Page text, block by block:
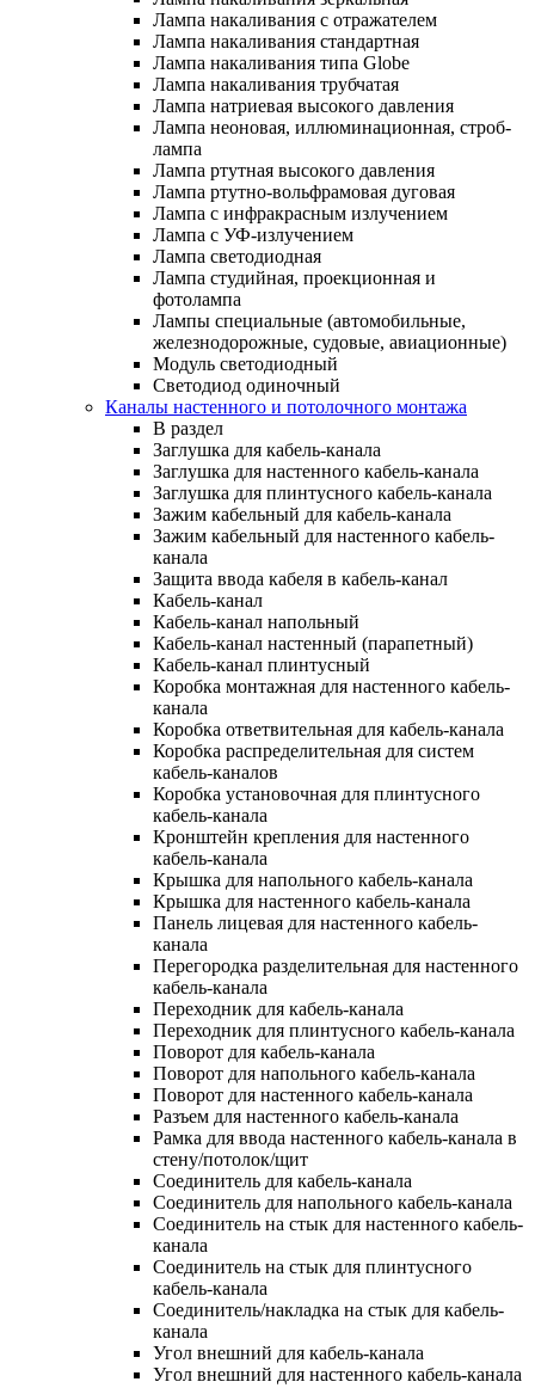
Лампа накаливания с отражателем
Лампа накаливания стандартная
Лампа накаливания типа Globe
Лампа накаливания трубчатая
Лампа натриевая высокого давления
Лампа неоновая, иллюминационная, строб-
лампа
Лампа ртутная высокого давления
Лампа ртутно-вольфрамовая дуговая
Лампа с инфракрасным излучением
Лампа с УФ-излучением
Лампа светодиодная
Лампа студийная, проекционная и
фотолампа
Лампы специальные (автомобильные,
железнодорожные, судовые, авиационные)
Модуль светодиодный
Светодиод одиночный
Каналы настенного и потолочного монтажа
В раздел
Заглушка для кабель-канала
Заглушка для настенного кабель-канала
Заглушка для плинтусного кабель-канала
Зажим кабельный для кабель-канала
Зажим кабельный для настенного кабель-
канала
Защита ввода кабеля в кабель-канал
Кабель-канал
Кабель-канал напольный
Кабель-канал настенный (парапетный)
Кабель-канал плинтусный
Коробка монтажная для настенного кабель-
канала
Коробка ответвительная для кабель-канала
Коробка распределительная для систем
кабель-каналов
Коробка установочная для плинтусного
кабель-канала
Кронштейн крепления для настенного
кабель-канала
Крышка для напольного кабель-канала
Крышка для настенного кабель-канала
Панель лицевая для настенного кабель-
канала
Перегородка разделительная для настенного
кабель-канала
Переходник для кабель-канала
Переходник для плинтусного кабель-канала
Поворот для кабель-канала
Поворот для напольного кабель-канала
Поворот для настенного кабель-канала
Разъем для настенного кабель-канала
Рамка для ввода настенного кабель-канала в
стену/потолок/щит
Соединитель для кабель-канала
Соединитель для напольного кабель-канала
Соединитель на стык для настенного кабель-
канала
Соединитель на стык для плинтусного
кабель-канала
Соединитель/накладка на стык для кабель-
канала
Угол внешний для кабель-канала
Угол внешний для настенного кабель-канала